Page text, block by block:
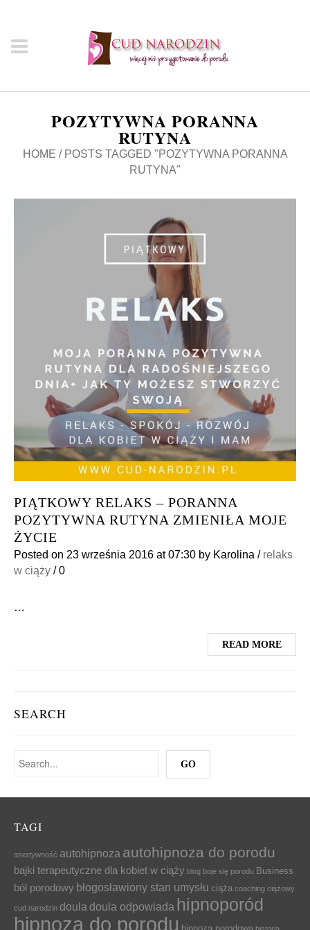
POZYTYWNA PORANNA
RUTYNA
HOME / POSTS TAGGED "POZYTYWNA PORANNA
RUTYNA"
PIĄTKOWY RELAKS – PORANNA
POZYTYWNA RUTYNA ZMIENIŁA MOJE
ŻYCIE
Posted on 23 września 2016 at 07:30 by Karolina / relaks
w ciąży /0
…
READ MORE
SEARCH
TAGI
asertywność autohipnoza autohipnoza do porodu
bajki terapeutyczne dla kobiet w ciąży blog boje się porodu Business
ból porodowy błogosławiony stan umysłu ciąża coaching ciążowy
cud narodzin doula doula odpowiada hipnoporód
hipnoza do porodu